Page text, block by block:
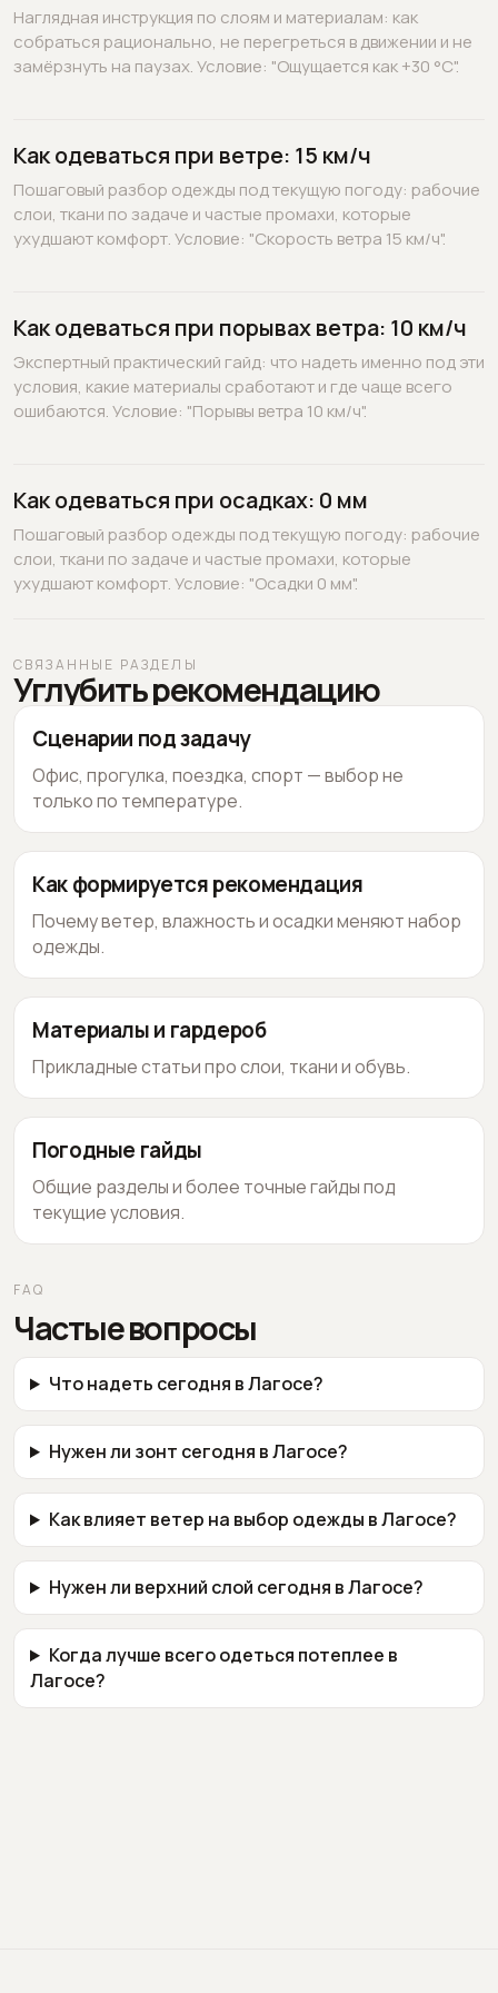
Наглядная инструкция по слоям и материалам: как
собраться рационально, не перегреться в движении и не
замёрзнуть на паузах. Условие: "Ощущается как +30 °C".
Как одеваться при ветре: 15 км/ч
Пошаговый разбор одежды под текущую погоду: рабочие
слои, ткани по задаче и частые промахи, которые
ухудшают комфорт. Условие: "Скорость ветра 15 км/ч".
Как одеваться при порывах ветра: 10 км/ч
Экспертный практический гайд: что надеть именно под эти
условия, какие материалы сработают и где чаще всего
ошибаются. Условие: "Порывы ветра 10 км/ч".
Как одеваться при осадках: 0 мм
Пошаговый разбор одежды под текущую погоду: рабочие
слои, ткани по задаче и частые промахи, которые
ухудшают комфорт. Условие: "Осадки 0 мм".
СВЯЗАННЫЕ РАЗДЕЛЫ
Углубить рекомендацию
Сценарии под задачу
Офис, прогулка, поездка, спорт — выбор не
только по температуре.
Как формируется рекомендация
Почему ветер, влажность и осадки меняют набор
одежды.
Материалы и гардероб
Прикладные статьи про слои, ткани и обувь.
Погодные гайды
Общие разделы и более точные гайды под
текущие условия.
FAQ
Частые вопросы
Что надеть сегодня в Лагосе?
Нужен ли зонт сегодня в Лагосе?
Как влияет ветер на выбор одежды в Лагосе?
Нужен ли верхний слой сегодня в Лагосе?
Когда лучше всего одеться потеплее в
Лагосе?